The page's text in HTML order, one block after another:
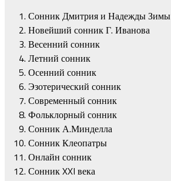
Сонник Дмитрия и Надежды Зимы
Новейший сонник Г. Иванова
Весенний сонник
Летний сонник
Осенний сонник
Эзотерический сонник
Современный сонник
Фольклорный сонник
Сонник А.Минделла
Сонник Клеопатры
Онлайн сонник
Сонник XXI века